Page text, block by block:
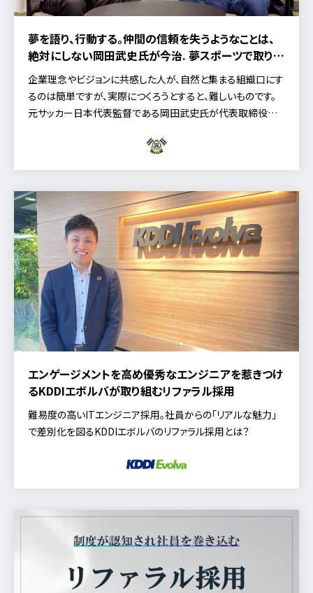
夢を語り、行動する。仲間の信頼を失うようなことは、
絶対にしない――岡田武史氏が今治. 夢スポーツで取り組
む仲間集めと組織づくり（後編）
企業理念やビジョンに共感した人が、自然と集まる組織――口にす
るのは簡単ですが、実際につくろうとすると、難しいものです。
元サッカー日本代表監督である岡田武史氏が代表取締役会
エンゲージメントを高め優秀なエンジニアを惹きつけ
る――KDDIエボルバが取り組むリファラル採用
難易度の高いITエンジニア採用。社員からの「リアルな魅力」
で差別化を図るKDDIエボルバのリファラル採用とは？